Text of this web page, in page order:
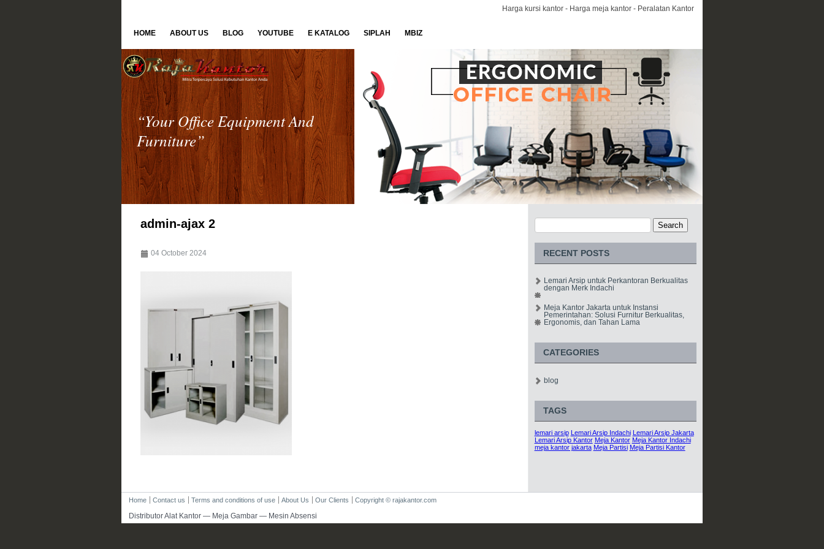
Harga kursi kantor - Harga meja kantor - Peralatan Kantor
HOME ABOUT US BLOG YOUTUBE E KATALOG SIPLAH MBIZ
“Your Office Equipment And
Furniture”
admin-ajax 2
04 October 2024 RECENT POSTS
Lemari Arsip untuk Perkantoran Berkualitas
dengan Merk Indachi
Meja Kantor Jakarta untuk Instansi
Pemerintahan: Solusi Furnitur Berkualitas,
Ergonomis, dan Tahan Lama
CATEGORIES
blog
TAGS
lemari arsip Lemari Arsip Indachi Lemari Arsip Jakarta
Lemari Arsip Kantor Meja Kantor Meja Kantor Indachi
meja kantor jakarta Meja Partisi Meja Partisi Kantor
Home Contact us Terms and conditions of use About Us Our Clients Copyright © rajakantor.com
Distributor Alat Kantor — Meja Gambar — Mesin Absensi